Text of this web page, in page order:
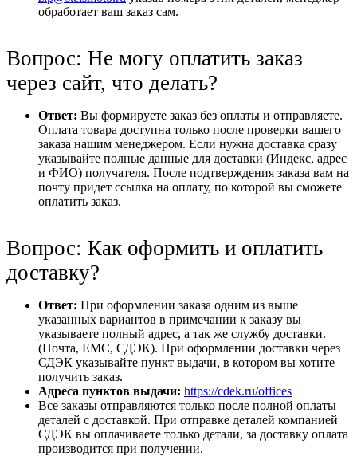
обработает ваш заказ сам.
Вопрос: Не могу оплатить заказ
через сайт, что делать?
Ответ: Вы формируете заказ без оплаты и отправляете.
Оплата товара доступна только после проверки вашего
заказа нашим менеджером. Если нужна доставка сразу
указывайте полные данные для доставки (Индекс, адрес
и ФИО) получателя. После подтверждения заказа вам на
почту придет ссылка на оплату, по которой вы сможете
оплатить заказ.
Вопрос: Как оформить и оплатить
доставку?
Ответ: При оформлении заказа одним из выше
указанных вариантов в примечании к заказу вы
указываете полный адрес, а так же службу доставки.
(Почта, ЕМС, СДЭК). При оформлении доставки через
СДЭК указывайте пункт выдачи, в котором вы хотите
получить заказ.
Адреса пунктов выдачи: https://cdek.ru/offices
Все заказы отправляются только после полной оплаты
деталей с доставкой. При отправке деталей компанией
СДЭК вы оплачиваете только детали, за доставку оплата
производится при получении.